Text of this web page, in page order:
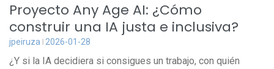
Proyecto Any Age AI: ¿Cómo
construir una IA justa e inclusiva?
jpeiruza 2026-01-28
¿Y si la IA decidiera si consigues un trabajo, con quién